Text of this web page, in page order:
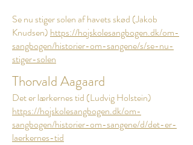
Se nu stiger solen af havets skød (Jakob
Knudsen) https://hojskolesangbogen.dk/om-
sangbogen/historier-om-sangene/s/se-nu-
stiger-solen
Thorvald Aagaard
Det er lærkernes tid (Ludvig Holstein)
https://hojskolesangbogen.dk/om-
sangbogen/historier-om-sangene/d/det-er-
laerkernes-tid